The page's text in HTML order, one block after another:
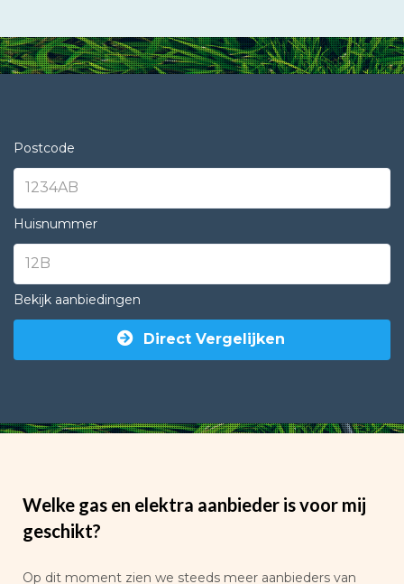
Postcode
Huisnummer
Bekijk aanbiedingen
Direct Vergelijken
Welke gas en elektra aanbieder is voor mij
geschikt?
Op dit moment zien we steeds meer aanbieders van